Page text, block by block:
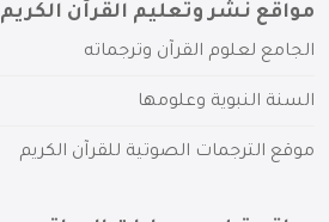
مواقع نشر وتعليم القرآن الكريم
الجامع لعلوم القرآن وترجماته
السنة النبوية وعلومها
موقع الترجمات الصوتية للقرآن الكريم